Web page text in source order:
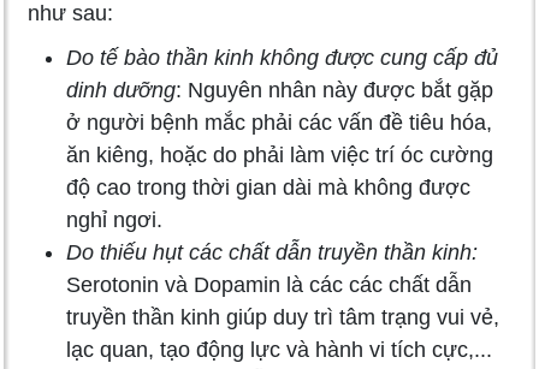
như sau:
Do tế bào thần kinh không được cung cấp đủ
dinh dưỡng: Nguyên nhân này được bắt gặp
ở người bệnh mắc phải các vấn đề tiêu hóa,
ăn kiêng, hoặc do phải làm việc trí óc cường
độ cao trong thời gian dài mà không được
nghỉ ngơi.
Do thiếu hụt các chất dẫn truyền thần kinh:
Serotonin và Dopamin là các các chất dẫn
truyền thần kinh giúp duy trì tâm trạng vui vẻ,
lạc quan, tạo động lực và hành vi tích cực,...